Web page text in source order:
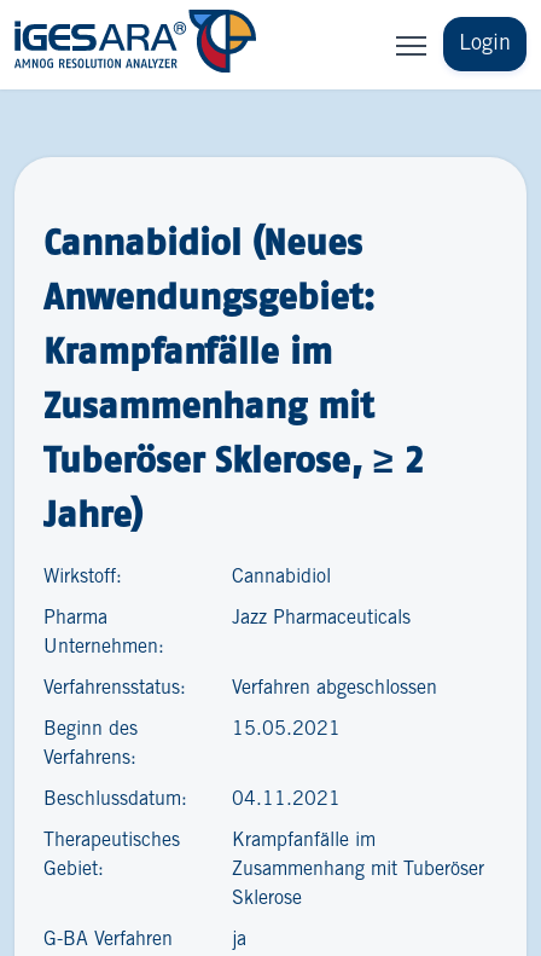
Login
Cannabidiol (Neues
Anwendungsgebiet:
Krampfanfälle im
Zusammenhang mit
Tuberöser Sklerose, ≥ 2
Jahre)
Wirkstoff: Cannabidiol
Pharma
Unternehmen:
Jazz Pharmaceuticals
Verfahrensstatus: Verfahren abgeschlossen
Beginn des
Verfahrens:
15.05.2021
Beschlussdatum: 04.11.2021
Therapeutisches
Gebiet:
Krampfanfälle im
Zusammenhang mit Tuberöser
Sklerose
G-BA Verfahren
ja